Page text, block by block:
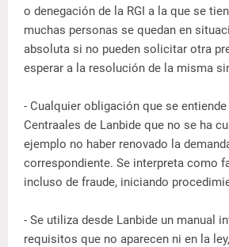
o denegación de la RGI a la que se
muchas personas se quedan en
absoluta si no pueden solicitar otra
esperar a la resolución de la misma
- Cualquier obligación que se
Centraales de Lanbide que no se ha
ejemplo no haber renovado la
correspondiente. Se interpreta como
incluso de fraude, iniciando
- Se utiliza desde Lanbide un manual
requisitos que no aparecen ni en la